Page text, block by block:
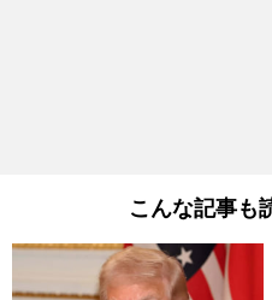
こんな記事も